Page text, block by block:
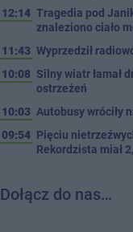
12:14 Tragedia pod
znaleziono ciało
11:43 Wyprzedził
10:08 Silny wiatr łamał
ostrzeżeń
10:03 Autobusy wróciły
09:54 Pięciu
Rekordzista miał
Dołącz do nas…